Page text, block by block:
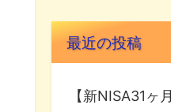
最近の投稿
【新NISA31ヶ